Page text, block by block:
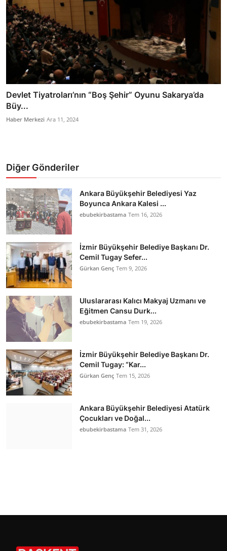
Devlet Tiyatroları’nın “Boş Şehir” Oyunu Sakarya’da
Büy...
Haber Merkezi Ara 11, 2024
Diğer Gönderiler
Ankara Büyükşehir Belediyesi Yaz
Boyunca Ankara Kalesi ...
ebubekirbastama Tem 16, 2026
İzmir Büyükşehir Belediye Başkanı Dr.
Cemil Tugay Sefer...
Gürkan Genç Tem 9, 2026
Uluslararası Kalıcı Makyaj Uzmanı ve
Eğitmen Cansu Durk...
ebubekirbastama Tem 19, 2026
İzmir Büyükşehir Belediye Başkanı Dr.
Cemil Tugay: “Kar...
Gürkan Genç Tem 15, 2026
Ankara Büyükşehir Belediyesi Atatürk
Çocukları ve Doğal...
ebubekirbastama Tem 31, 2026